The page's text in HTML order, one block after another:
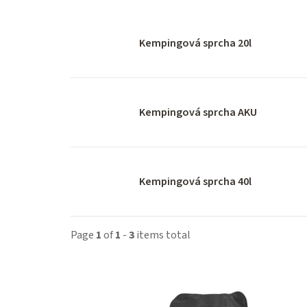
Kempingová sprcha 20l
Kempingová sprcha AKU
Kempingová sprcha 40l
Page 1of1 -3items total